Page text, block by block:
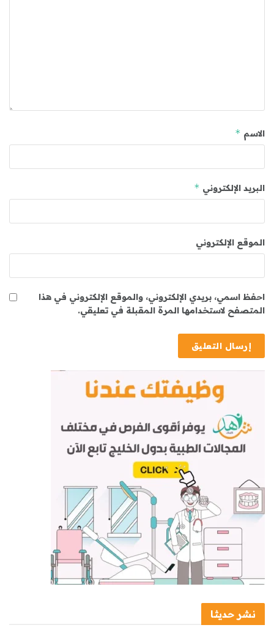
الاسم *
البريد الإلكتروني *
الموقع الإلكتروني
احفظ اسمي، بريدي الإلكتروني، والموقع الإلكتروني في هذا
المتصفح لاستخدامها المرة المقبلة في تعليقي.
نشر حديثا